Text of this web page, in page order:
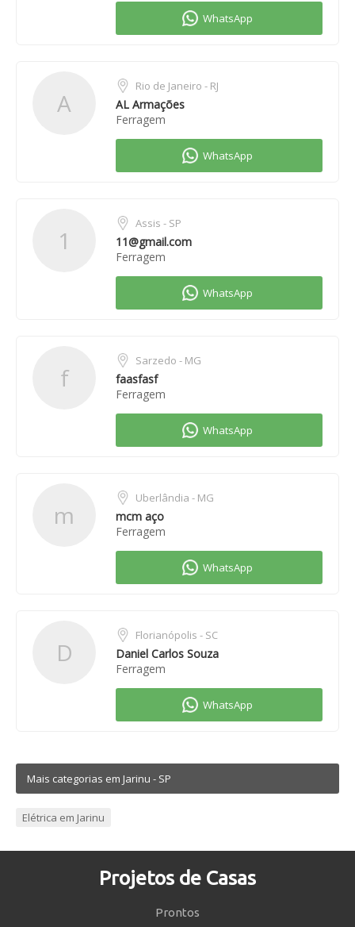
A
Rio de Janeiro - RJ
AL Armações
Ferragem
1
Assis - SP
11@gmail.com
Ferragem
f
Sarzedo - MG
faasfasf
Ferragem
m
Uberlândia - MG
mcm aço
Ferragem
D
Florianópolis - SC
Daniel Carlos Souza
Ferragem
Mais categorias em Jarinu - SP
Elétrica em Jarinu
Projetos de Casas
Prontos